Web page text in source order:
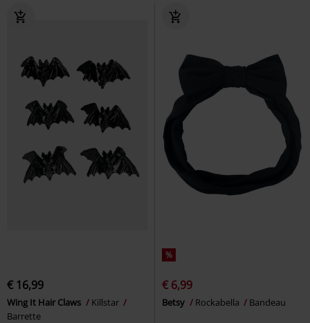
€ 16,99
Wing It Hair Claws
Killstar
Barrette
%
€ 6,99
Betsy Rockabella Bandeau